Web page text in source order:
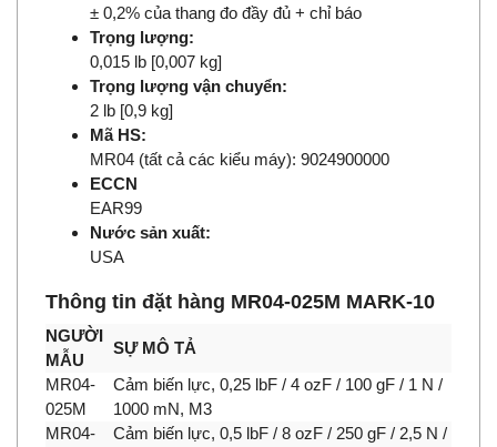
± 0,2% của thang đo đầy đủ + chỉ báo
Trọng lượng:
0,015 lb [0,007 kg]
Trọng lượng vận chuyển:
2 lb [0,9 kg]
Mã HS:
MR04 (tất cả các kiểu máy): 9024900000
ECCN
EAR99
Nước sản xuất:
USA
Thông tin đặt hàng MR04-025M MARK-10
NGƯỜI
MẪU
SỰ MÔ TẢ
MR04-
025M
Cảm biến lực, 0,25 lbF / 4 ozF / 100 gF / 1 N /
1000 mN, M3
MR04-
Cảm biến lực, 0,5 lbF / 8 ozF / 250 gF / 2,5 N /